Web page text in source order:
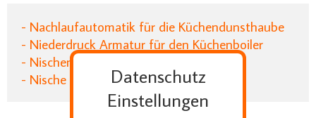
- Nachlaufautomatik für die Küchendunsthaube
- Niederdruck Armatur für den Küchenboiler
- Nischenelement der Einbauküche
- Nische oder MaskeDatenschutz
Einstellungen